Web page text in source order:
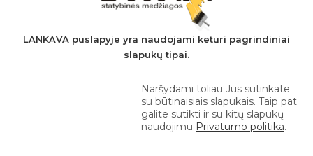
+370 610 42 222
LANKAVA puslapyje yra naudojami keturi pagrindiniai
slapukų tipai.
Naršydami toliau Jūs sutinkate
su būtinaisiais slapukais. Taip pat
galite sutikti ir su kitų slapukų
naudojimu Privatumo politika.